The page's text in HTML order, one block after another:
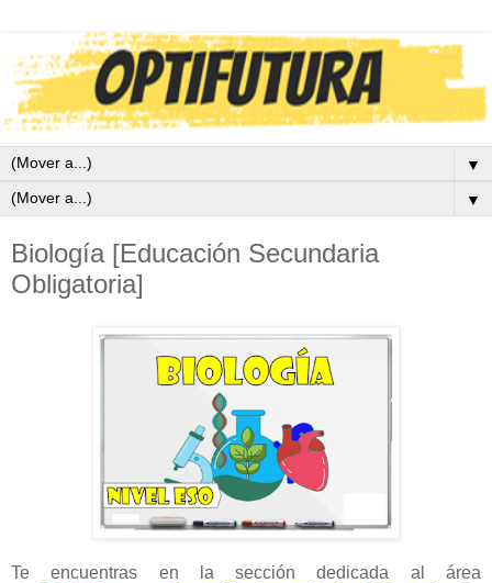
▼
▼
Biología [Educación Secundaria
Obligatoria]
Te encuentras en la sección dedicada al área